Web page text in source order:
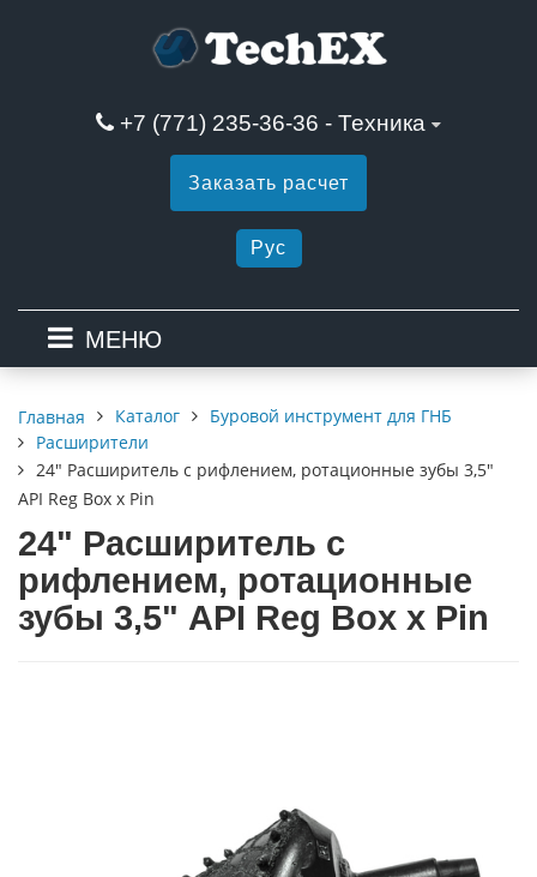
+7 (771) 235-36-36 - Техника
Заказать расчет
Рус
МЕНЮ
Главная Каталог
Буровой инструмент для ГНБ
Расширители
24" Расширитель с рифлением, ротационные зубы 3,5"
API Reg Box х Pin
24" Расширитель с
рифлением, ротационные
зубы 3,5" API Reg Box х Pin